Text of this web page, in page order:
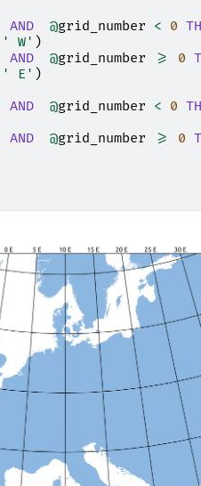
AND @grid_number < 0
' W' )
AND @grid_number >= 0
' E' )
AND @grid_number < 0
AND @grid_number >= 0